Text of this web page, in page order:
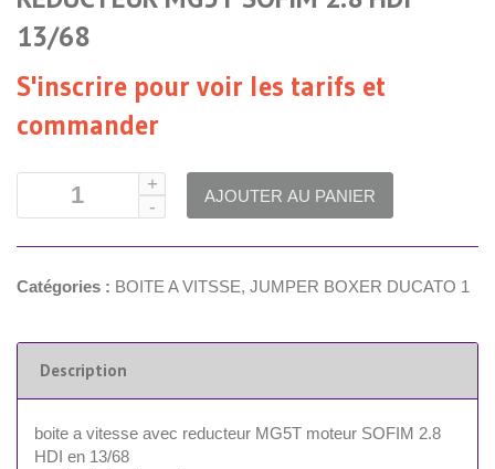
13/68
S'inscrire pour voir les tarifs et
commander
AJOUTER AU PANIER
Catégories : BOITE A VITSSE, JUMPER BOXER DUCATO 1
Description
boite a vitesse avec reducteur MG5T moteur SOFIM 2.8
HDI en 13/68